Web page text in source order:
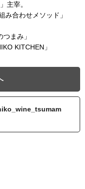
主宰。
み合わせメソッド」
まみ」
KITCHEN」